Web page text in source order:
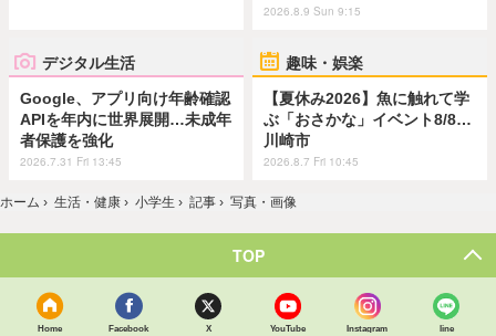
2026.8.9 Sun 9:15
デジタル生活
Google、アプリ向け年齢確認
APIを年内に世界展開…未成年
者保護を強化
2026.7.31 Fri 13:45
趣味・娯楽
【夏休み2026】魚に触れて学
ぶ「おさかな」イベント8/8…
川崎市
2026.8.7 Fri 10:45
ホーム › 生活・健康 › 小学生 › 記事 › 写真・画像
TOP
Home Facebook X YouTube Instagram line